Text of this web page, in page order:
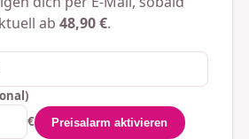
ab 48,90 €.
€
Preisalarm aktivieren